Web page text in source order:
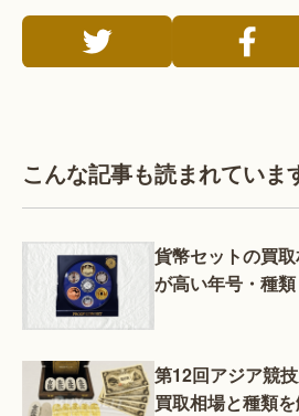
こんな記事も読まれていま
貨幣セットの買
が高い年号・種
第12回アジア競
買取相場と種類